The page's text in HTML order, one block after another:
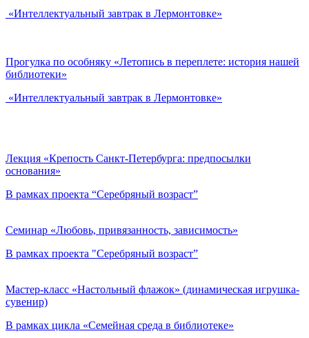
«Интеллектуальный завтрак в Лермонтовке»
Прогулка по особняку «Летопись в переплете: история нашей
библиотеки»
«Интеллектуальный завтрак в Лермонтовке»
Лекция «Крепость Санкт-Петербурга: предпосылки
основания»
В рамках проекта “Серебряный возраст”
Семинар «Любовь, привязанность, зависимость»
В рамках проекта "Серебряный возраст”
Мастер-класс «Настольный флажок» (динамическая игрушка-
сувенир)
В рамках цикла «Семейная среда в библиотеке»